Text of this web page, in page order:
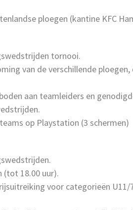
ploegen (kantine KFC
tornooi.
van de verschillende
aan teamleiders en
op Playstation (3 schermen)
(tot 18.00 uur).
voor categorieën